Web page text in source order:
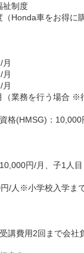
祉制度
Honda車をお得に
（業務を行う場合 ※
格(HMSG)：10,000
円/月、子1人
/人※小学校入学まで
講費用2回まで会社